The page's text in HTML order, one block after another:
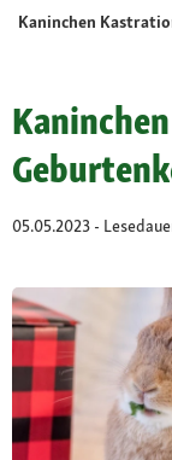
Kaninchen
05.05.2023 -